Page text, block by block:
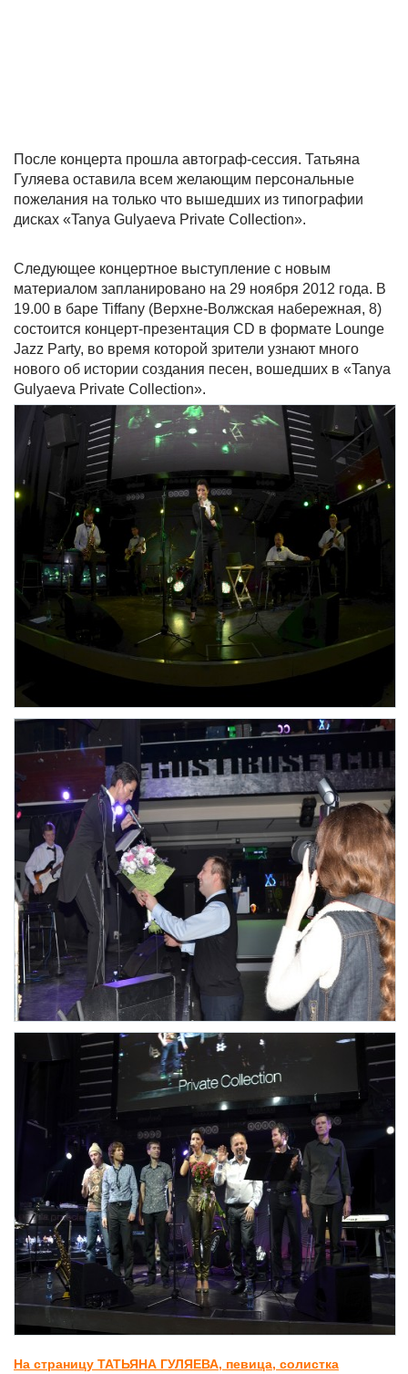
После концерта прошла автограф-сессия. Татьяна
Гуляева оставила всем желающим персональные
пожелания на только что вышедших из типографии
дисках «Tanya Gulyaeva Private Collection».
Следующее концертное выступление с новым
материалом запланировано на 29 ноября 2012 года. В
19.00 в баре Tiffany (Верхне-Волжская набережная, 8)
состоится концерт-презентация CD в формате Lounge
Jazz Party, во время которой зрители узнают много
нового об истории создания песен, вошедших в «Tanya
Gulyaeva Private Collection».
На страницу ТАТЬЯНА ГУЛЯЕВА, певица, солистка